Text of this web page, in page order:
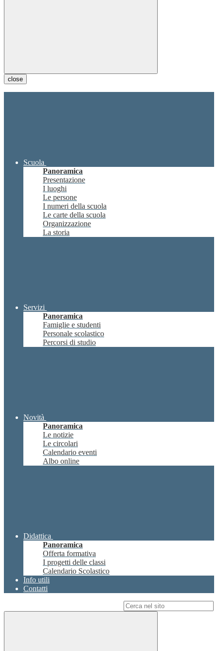
close
Scuola
Panoramica
Presentazione
I luoghi
Le persone
I numeri della scuola
Le carte della scuola
Organizzazione
La storia
Servizi
Panoramica
Famiglie e studenti
Personale scolastico
Percorsi di studio
Novità
Panoramica
Le notizie
Le circolari
Calendario eventi
Albo online
Didattica
Panoramica
Offerta formativa
I progetti delle classi
Calendario Scolastico
Info utili
Contatti